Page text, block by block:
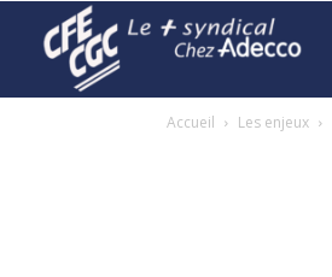
Accueil Les enjeux